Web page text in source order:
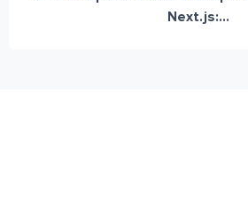
Next.js:...